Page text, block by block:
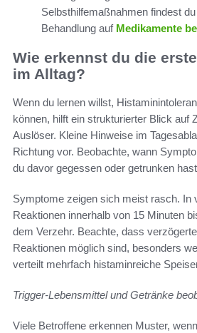
Selbsthilfemaßnahmen findest
Behandlung auf Medikamente
Wie erkennst du die
im Alltag?
Wenn du lernen willst,
können, hilft ein strukturierter Blick auf
Auslöser. Kleine Hinweise im
Richtung vor. Beobachte, wann
du davor gegessen oder getrunken
Symptome zeigen sich meist rasch. In
Reaktionen innerhalb von 15 Minuten
dem Verzehr. Beachte, dass
Reaktionen möglich sind, besonders
verteilt mehrfach histaminreiche
Trigger-Lebensmittel und Getränke
Viele Betroffene erkennen Muster,